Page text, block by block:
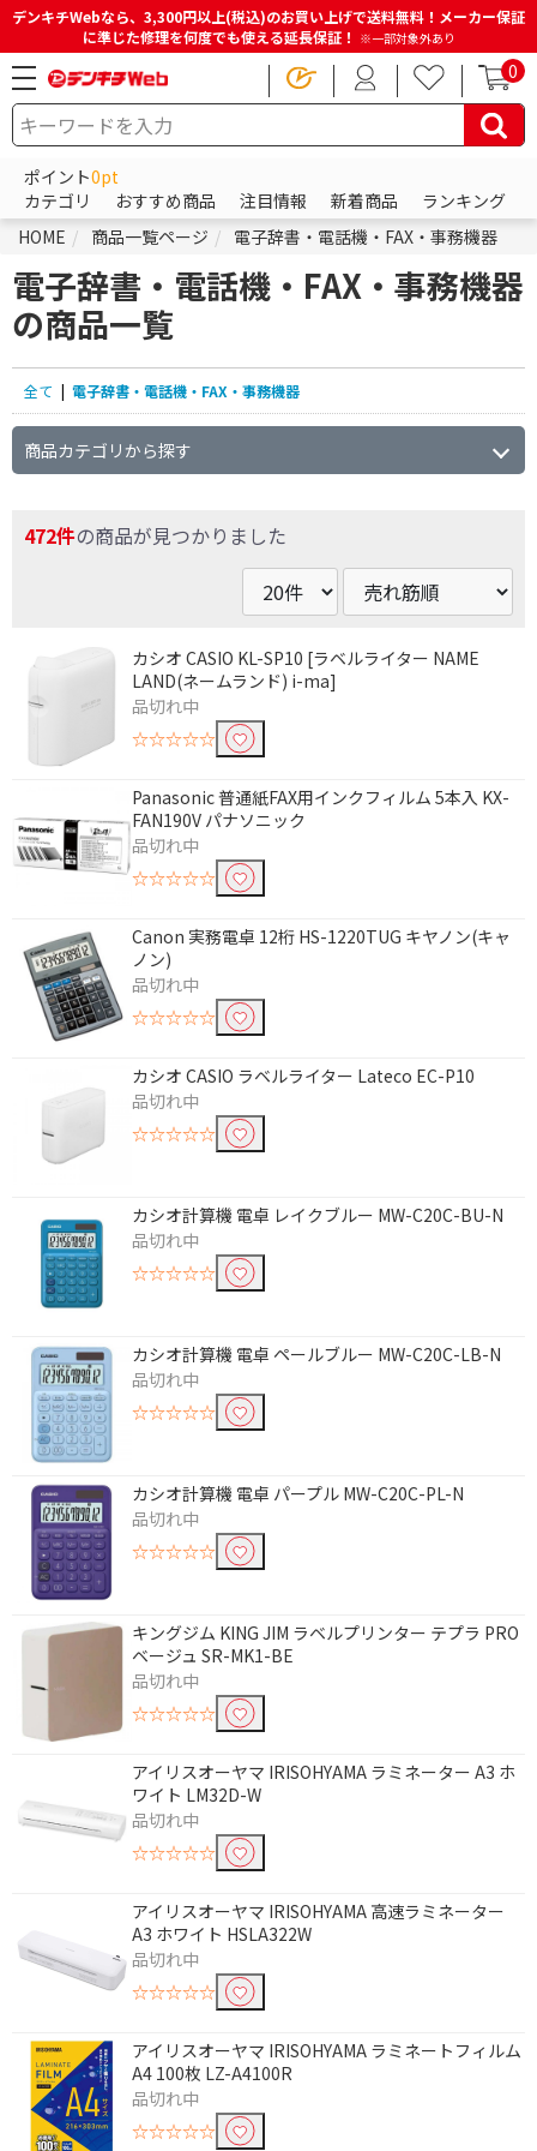
デンキチWebなら、3,300円以上(税込)のお買い上げで送料無料！メーカー保証
に準じた修理を何度でも使える延長保証！ ※一部対象外あり
0
ポイント0pt
カテゴリ
おすすめ商品 注目情報 新着商品
ランキング
HOME
商品一覧ページ 電子辞書・電話機・FAX・事務機器
電子辞書・電話機・FAX・事務機器
の商品一覧
全て | 電子辞書・電話機・FAX・事務機器
商品カテゴリから探す
472件の商品が見つかりました
カシオ CASIO KL-SP10 [ラベルライター NAME
LAND(ネームランド) i-ma]
品切れ中
☆☆☆☆☆
Panasonic 普通紙FAX用インクフィルム 5本入 KX-
FAN190V パナソニック
品切れ中
☆☆☆☆☆
Canon 実務電卓 12桁 HS-1220TUG キヤノン(キャ
ノン)
品切れ中
☆☆☆☆☆
カシオ CASIO ラベルライター Lateco EC-P10
品切れ中
☆☆☆☆☆
カシオ計算機 電卓 レイクブルー MW-C20C-BU-N
品切れ中
☆☆☆☆☆
カシオ計算機 電卓 ペールブルー MW-C20C-LB-N
品切れ中
☆☆☆☆☆
カシオ計算機 電卓 パープル MW-C20C-PL-N
品切れ中
☆☆☆☆☆
キングジム KING JIM ラベルプリンター テプラ PRO
ベージュ SR-MK1-BE
品切れ中
☆☆☆☆☆
アイリスオーヤマ IRISOHYAMA ラミネーター A3 ホ
ワイト LM32D-W
品切れ中
☆☆☆☆☆
アイリスオーヤマ IRISOHYAMA 高速ラミネーター
A3 ホワイト HSLA322W
品切れ中
☆☆☆☆☆
アイリスオーヤマ IRISOHYAMA ラミネートフィルム
A4 100枚 LZ-A4100R
品切れ中
☆☆☆☆☆
条件で絞り込む
除外する
除外する にチェックを入れると、指定したワード
を除外して検索します。
価格で絞り込む
電源方式で絞り込む
AC電源
乾電池
容量で絞り込む
10L未満
30L以上
タッチパネルで絞り込む
キー配列で絞り込む
JISキー配列